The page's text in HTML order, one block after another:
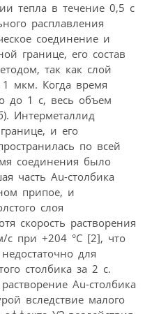
тепла в течение 0,5 с
расплавления
соединение и
границе, его состав
так как слой
мкм. Когда время
до 1 с, весь объем
Интерметаллид
и его
по всей
соединения было
часть Au-столбика
припое, и
слоя
скорость растворения
с при +204 °С [2], что
для
столбика за 2 с.
Au-столбика
вследствие малого